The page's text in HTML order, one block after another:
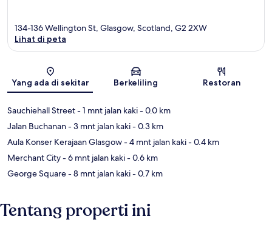
Peta
134-136 Wellington St, Glasgow, Scotland, G2 2XW
Lihat di peta
Yang ada di sekitar Berkeliling Restoran
Sauchiehall Street- 1 mnt jalan kaki- 0.0 km
Jalan Buchanan- 3 mnt jalan kaki- 0.3 km
Aula Konser Kerajaan Glasgow- 4 mnt jalan kaki- 0.4 km
Merchant City- 6 mnt jalan kaki- 0.6 km
George Square- 8 mnt jalan kaki- 0.7 km
Tentang properti ini